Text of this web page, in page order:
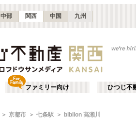
中部 関西 中国 九州
ファミリー向け ひつじ不
京都市 七条駅 biblion 高瀬川